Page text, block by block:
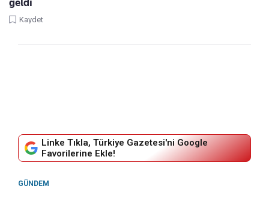
Kaydet
Linke Tıkla, Türkiye Gazetesi'ni Google
Favorilerine Ekle!
GÜNDEM